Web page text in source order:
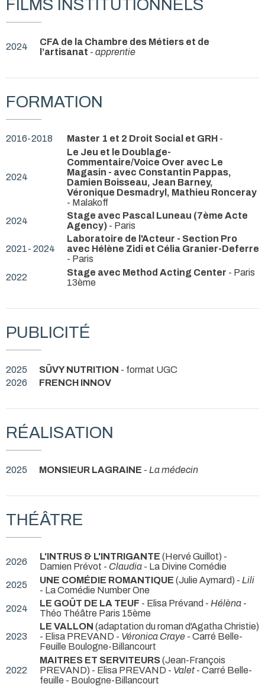
FILMS INSTITUTIONNELS
2024
CFA de la Chambre des Métiers et de
l’artisanat - apprentie
FORMATION
2016-2018 Master 1 et 2 Droit Social et GRH -
2024
Le Jeu et le Doublage-
Commentaire/Voice Over avec Le
Magasin - avec Constantin Pappas,
Damien Boisseau, Jean Barney,
Véronique Desmadryl, Mathieu Ronceray
- Malakoff
2024
Stage avec Pascal Luneau (7ème Acte
Agency) - Paris
2021- 2024
Laboratoire de l'Acteur - Section Pro
avec Hélène Zidi et Célia Granier-Deferre
- Paris
2022
Stage avec Method Acting Center - Paris
13ème
PUBLICITÉ
2025 SÜVY NUTRITION - format UGC
2026
FRENCH INNOV
RÉALISATION
2025 MONSIEUR LAGRAINE - La médecin
THÉÂTRE
2026 L'INTRUS & L'INTRIGANTE (Hervé Guillot) -
Damien Prévot - Claudia - La Divine Comédie
2025
UNE COMÉDIE ROMANTIQUE (Julie Aymard) - Lili
- La Comédie Number One
2024
LE GOÛT DE LA TEUF - Elisa Prévand - Hélèna -
Théo Théâtre Paris 15ème
2023
LE VALLON (adaptation du roman d'Agatha Christie)
- Elisa PREVAND - Véronica Craye - Carré Belle-
Feuille Boulogne-Billancourt
2022
MAITRES ET SERVITEURS(Jean-François
PREVAND) - Elisa PREVAND - Valet - Carré Belle-
feuille - Boulogne-Billancourt